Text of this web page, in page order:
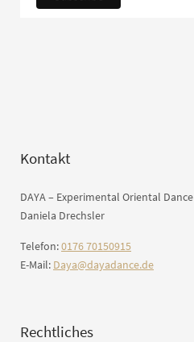
Kontakt
DAYA – Experimental Oriental Dance
Daniela Drechsler
Telefon:0176 70150915
E-Mail: Daya@dayadance.de
Rechtliches